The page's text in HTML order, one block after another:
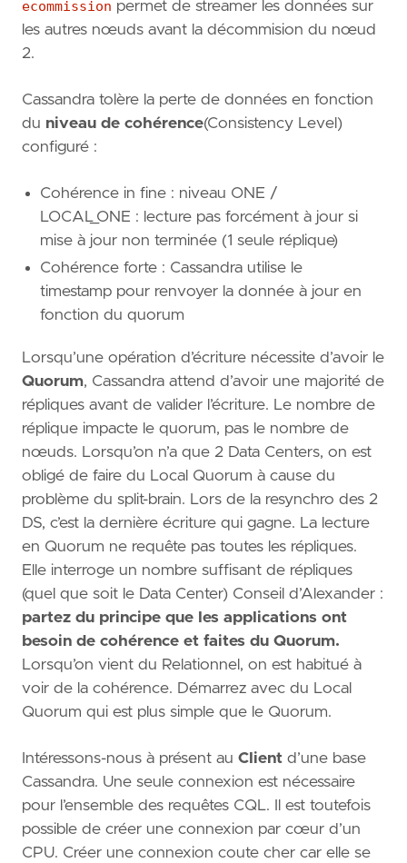
ecommission permet de streamer les données sur
les autres nœuds avant la décommision du nœud
2.
Cassandra tolère la perte de données en fonction
du niveau de cohérence(Consistency Level)
configuré :
Cohérence in fine : niveau ONE /
LOCAL_ONE : lecture pas forcément à jour si
mise à jour non terminée (1 seule réplique)
Cohérence forte : Cassandra utilise le
timestamp pour renvoyer la donnée à jour en
fonction du quorum
Lorsqu’une opération d’écriture nécessite d’avoir le
Quorum, Cassandra attend d’avoir une majorité de
répliques avant de valider l’écriture. Le nombre de
réplique impacte le quorum, pas le nombre de
nœuds. Lorsqu’on n’a que 2 Data Centers, on est
obligé de faire du Local Quorum à cause du
problème du split-brain. Lors de la resynchro des 2
DS, c’est la dernière écriture qui gagne. La lecture
en Quorum ne requête pas toutes les répliques.
Elle interroge un nombre suffisant de répliques
(quel que soit le Data Center) Conseil d’Alexander :
partez du principe que les applications ont
besoin de cohérence et faites du Quorum.
Lorsqu’on vient du Relationnel, on est habitué à
voir de la cohérence. Démarrez avec du Local
Quorum qui est plus simple que le Quorum.
Intéressons-nous à présent au Client d’une base
Cassandra. Une seule connexion est nécessaire
pour l’ensemble des requêtes CQL. Il est toutefois
possible de créer une connexion par cœur d’un
CPU. Créer une connexion coute cher car elle se